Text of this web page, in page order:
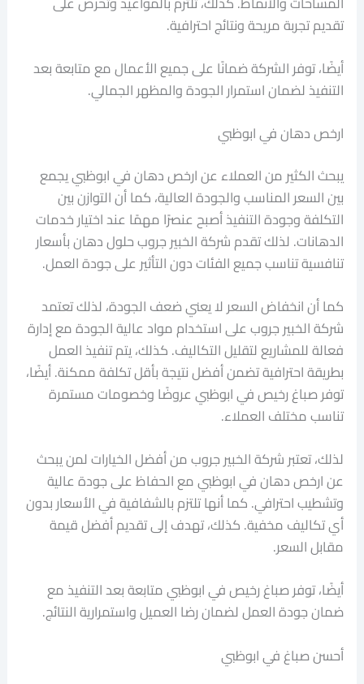
تقديم تجربة مريحة ونتائج احترافية.
أيضًا، توفر الشركة ضمانًا على جميع الأعمال مع متابعة بعد
التنفيذ لضمان استمرار الجودة والمظهر الجمالي.
ارخص دهان في ابوظبي
يبحث الكثير من العملاء عن ارخص دهان في ابوظبي يجمع
بين السعر المناسب والجودة العالية، كما أن التوازن بين
التكلفة وجودة التنفيذ أصبح عنصرًا مهمًا عند اختيار خدمات
الدهانات. لذلك تقدم شركة الخبير جروب حلول دهان بأسعار
تنافسية تناسب جميع الفئات دون التأثير على جودة العمل.
كما أن انخفاض السعر لا يعني ضعف الجودة، لذلك تعتمد
شركة الخبير جروب على استخدام مواد عالية الجودة مع إدارة
فعالة للمشاريع لتقليل التكاليف. كذلك، يتم تنفيذ العمل
بطريقة احترافية تضمن أفضل نتيجة بأقل تكلفة ممكنة. أيضًا،
توفر صباغ رخيص في ابوظبي عروضًا وخصومات مستمرة
تناسب مختلف العملاء.
لذلك، تعتبر شركة الخبير جروب من أفضل الخيارات لمن يبحث
عن ارخص دهان في ابوظبي مع الحفاظ على جودة عالية
وتشطيب احترافي. كما أنها تلتزم بالشفافية في الأسعار بدون
أي تكاليف مخفية. كذلك، تهدف إلى تقديم أفضل قيمة
مقابل السعر.
أيضًا، توفر صباغ رخيص في ابوظبي متابعة بعد التنفيذ مع
ضمان جودة العمل لضمان رضا العميل واستمرارية النتائج.
أحسن صباغ في ابوظبي